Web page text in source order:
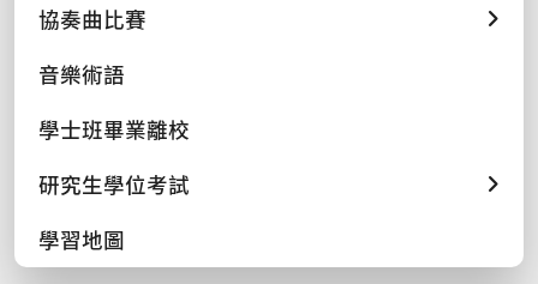
協奏曲比賽
音樂術語
學士班畢業離校
研究生學位考試
學習地圖